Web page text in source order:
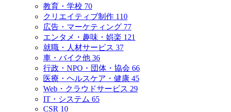
教育・学校 70
クリエイティブ制作 110
広告・マーケティング 77
エンタメ・趣味・娯楽 121
就職・人材サービス 37
車・バイク他 36
行政・NPO・団体・協会 66
医療・ヘルスケア・健康 45
Web・クラウドサービス 29
IT・システム 65
CSR 10